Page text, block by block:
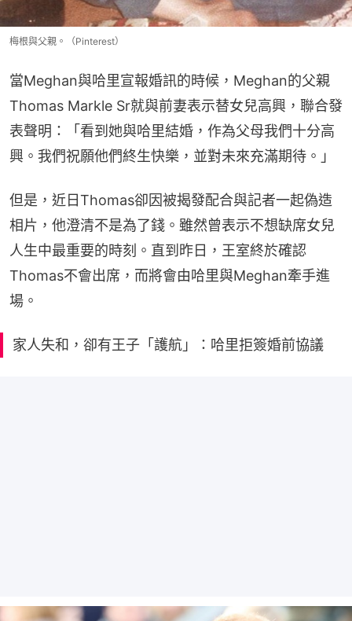
梅根與父親。（Pinterest）
當Meghan與哈里宣報婚訊的時候，Meghan的父親
Thomas Markle Sr就與前妻表示替女兒高興，聯合發
表聲明：「看到她與哈里結婚，作為父母我們十分高
興。我們祝願他們終生快樂，並對未來充滿期待。」
但是，近日Thomas卻因被揭發配合與記者一起偽造
相片，他澄清不是為了錢。雖然曾表示不想缺席女兒
人生中最重要的時刻。直到昨日，王室終於確認
Thomas不會出席，而將會由哈里與Meghan牽手進
場。
家人失和，卻有王子「護航」：哈里拒簽婚前協議